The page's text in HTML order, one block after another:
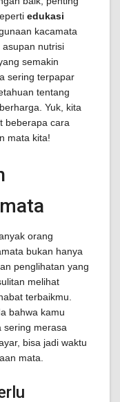
edukasi
kacamata
nutrisi
semakin
sering terpapar
tentang
Yuk, kita
beberapa cara
mata kita!
orang
bukan hanya
penglihatan yang
melihat
terbaikmu.
bahwa kamu
sering merasa
bisa jadi waktu
mata.